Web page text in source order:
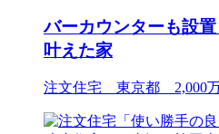
バーカウンターも設
叶えた家
注文住宅 東京都 2,000